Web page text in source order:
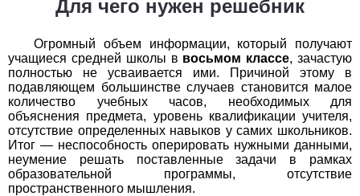
2 3 4 5 6 7 8 9 10
Немецкий язык
1
2 3 4 5 6 7 8 9 10
11
ОБЖ
1
2 3 4 5 6 7 8 9 10
11
Обществоведение
Для чего нужен решебник
Огромный объем информации, который получают
учащиеся средней школы в восьмом классе, зачастую
полностью не усваивается ими. Причиной этому в
подавляющем большинстве случаев становится малое
количество учебных часов, необходимых для
объяснения предмета, уровень квалификации учителя,
отсутствие определенных навыков у самих школьников.
Итог — неспособность оперировать нужными данными,
неумение решать поставленные задачи в рамках
образовательной программы, отсутствие
пространственного мышления.